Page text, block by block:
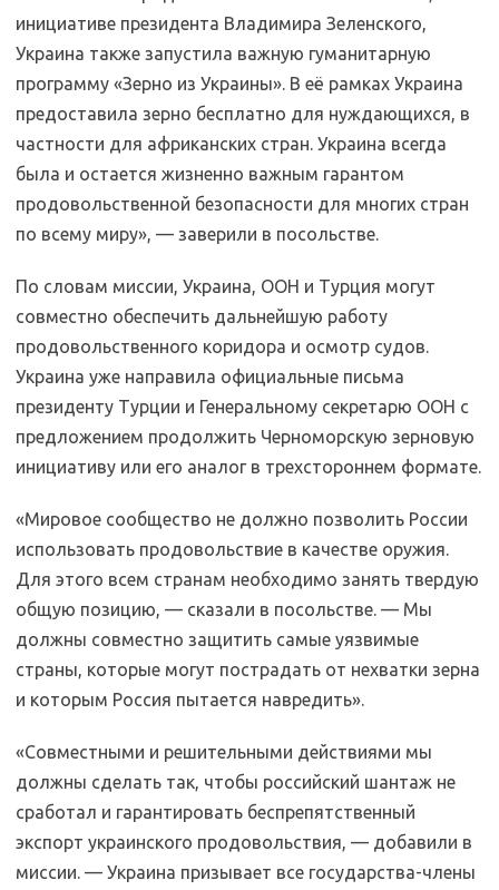
инициативе президента Владимира Зеленского,
Украина также запустила важную гуманитарную
программу «Зерно из Украины». В её рамках Украина
предоставила зерно бесплатно для нуждающихся, в
частности для африканских стран. Украина всегда
была и остается жизненно важным гарантом
продовольственной безопасности для многих стран
по всему миру», — заверили в посольстве.
По словам миссии, Украина, ООН и Турция могут
совместно обеспечить дальнейшую работу
продовольственного коридора и осмотр судов.
Украина уже направила официальные письма
президенту Турции и Генеральному секретарю ООН с
предложением продолжить Черноморскую зерновую
инициативу или его аналог в трехстороннем формате.
«Мировое сообщество не должно позволить России
использовать продовольствие в качестве оружия.
Для этого всем странам необходимо занять твердую
общую позицию, — сказали в посольстве. — Мы
должны совместно защитить самые уязвимые
страны, которые могут пострадать от нехватки зерна
и которым Россия пытается навредить».
«Совместными и решительными действиями мы
должны сделать так, чтобы российский шантаж не
сработал и гарантировать беспрепятственный
экспорт украинского продовольствия, — добавили в
миссии. — Украина призывает все государства-члены